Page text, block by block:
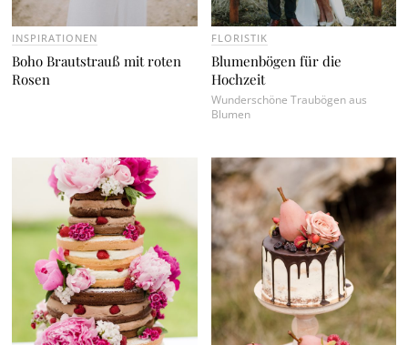
INSPIRATIONEN
Boho Brautstrauß mit roten
Rosen
FLORISTIK
Blumenbögen für die
Hochzeit
Wunderschöne Traubögen aus
Blumen